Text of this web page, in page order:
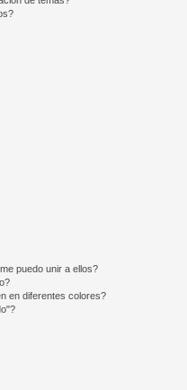
puedo unir a ellos?
en diferentes colores?